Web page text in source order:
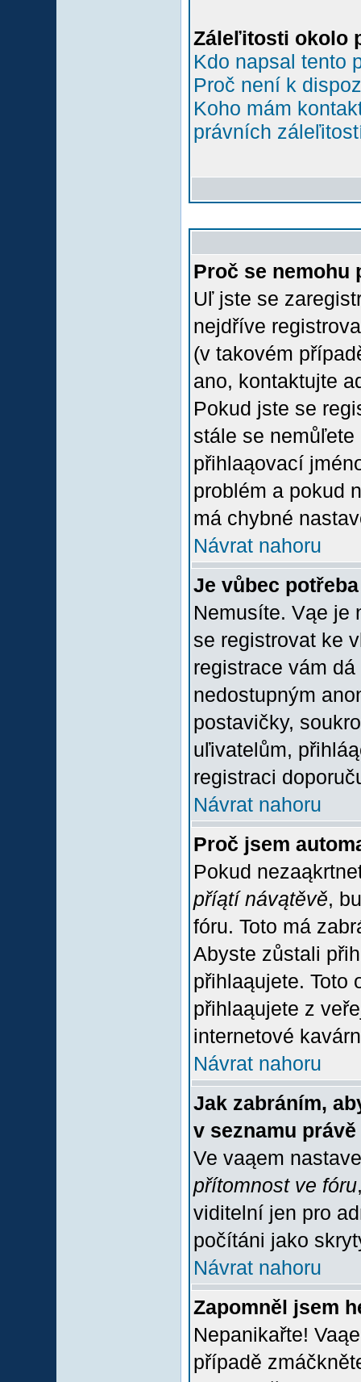
Záleľitosti okolo
Kdo napsal tento
Proč není k
Koho mám
právních
Proč se nemohu
Uľ jste se
nejdříve
(v takovém
ano, kontaktujte
Pokud jste se
stále se
přihlaąovací
problém a pokud
má chybné
Návrat nahoru
Je vůbec
Nemusíte. Vąe je
se registrovat ke
registrace vám
nedostupným
postavičky,
uľivatelům,
registraci
Návrat nahoru
Proč jsem
Pokud
příątí návątěvě,
fóru. Toto má
Abyste zůstali
přihlaąujete. Toto
přihlaąujete z
internetové
Návrat nahoru
Jak zabráním,
v seznamu
Ve vaąem
přítomnost ve fóru
viditelní jen pro
počítáni jako
Návrat nahoru
Zapomněl jsem
Nepanikařte!
případě